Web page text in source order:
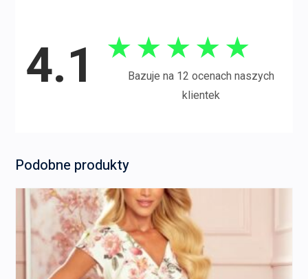
4.1 ★ ★ ★ ★ ★
Bazuje na 12 ocenach naszych
klientek
Podobne produkty